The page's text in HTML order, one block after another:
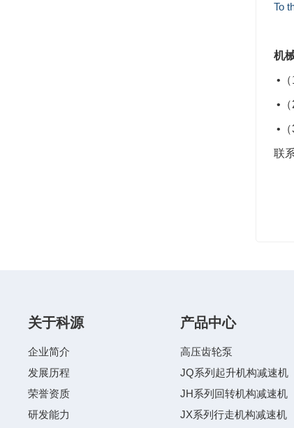
To
机
•
•
•
联
关于科源
企业简介
发展历程
荣誉资质
研发能力
产品中心
高压齿轮泵
JQ系列起升机构减速机
JH系列回转机构减速机
JX系列行走机构减速机